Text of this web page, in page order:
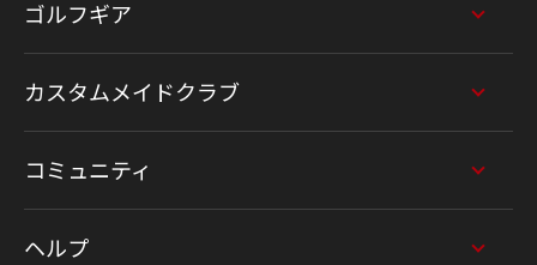
ゴルフギア
カスタムメイドクラブ
コミュニティ
ヘルプ